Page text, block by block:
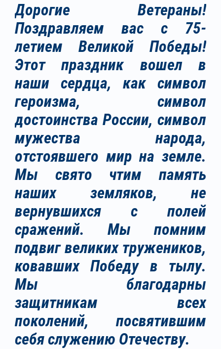
Дорогие Ветераны!
Поздравляем вас с 75-
летием Великой Победы!
Этот праздник вошел в
наши сердца, как символ
героизма, символ
достоинства России, символ
мужества народа,
отстоявшего мир на земле.
Мы свято чтим память
наших земляков, не
вернувшихся с полей
сражений. Мы помним
подвиг великих тружеников,
ковавших Победу в тылу.
Мы благодарны
защитникам всех
поколений, посвятившим
себя служению Отечеству.